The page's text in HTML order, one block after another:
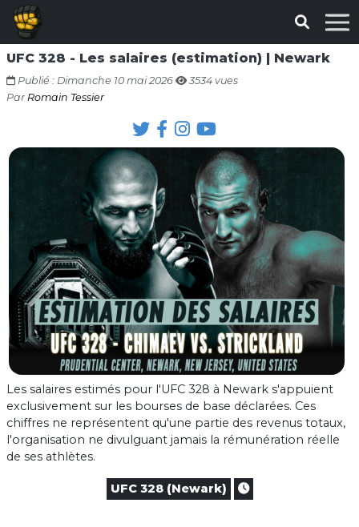
UFC 328 - Les salaires (estimation) | Newark
Publié : Dimanche 10 mai 2026
3534 vues
Par Romain Tessier
Les salaires estimés pour l'UFC 328 à Newark s'appuient
exclusivement sur les bourses de base déclarées. Ces
chiffres ne représentent qu'une partie des revenus totaux,
l'organisation ne divulguant jamais la rémunération réelle
de ses athlètes.
UFC 328 (Newark)